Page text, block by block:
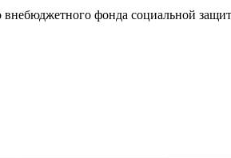
внебюджетного фонда социальной